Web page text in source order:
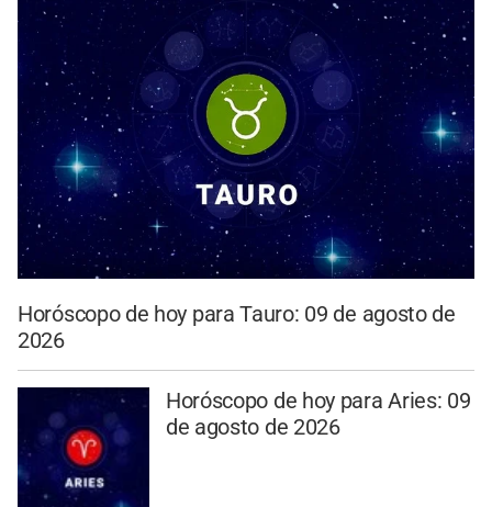
Horóscopo de hoy para Tauro: 09 de agosto de
2026
Horóscopo de hoy para Aries: 09
de agosto de 2026